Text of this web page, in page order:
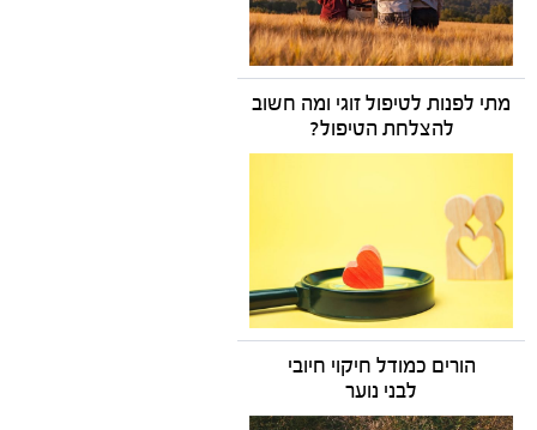
מתי לפנות לטיפול זוגי ומה חשוב
להצלחת הטיפול?
הורים כמודל חיקוי חיובי
לבני נוער